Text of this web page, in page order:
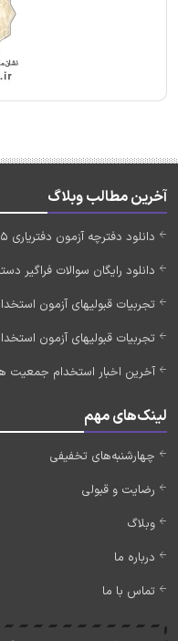
آخرین مطالب وبلاگ
دانلود دفترچه آزمون دفتریاری 1405
دانلود رایگان سوالات فراگیر
تجربیات قبولیهای آزمون
تجربیات قبولیهای آزمون
آخرین اخبار استخدام جمعیت هلال احمر
لینک‌های مهم
چهارشنبه‌های تخفیفی
رضایت و قبولی
وبلاگ
درباره ما
تماس با ما